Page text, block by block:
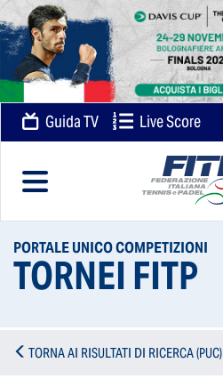
Guida TV Live Score
PORTALE UNICO COMPETIZIONI
TORNEI FITP
TORNA AI RISULTATI DI RICERCA (PUC)